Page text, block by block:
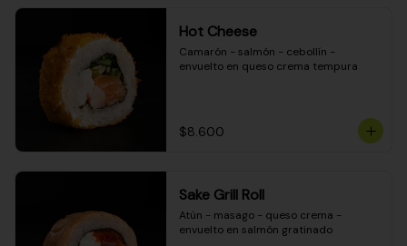
Hot Cheese
Camarón - salmón - cebollín -
envuelto en queso crema tempura
$8.600
Sake Grill Roll
Atún - masago - queso crema -
envuelto en salmón gratinado